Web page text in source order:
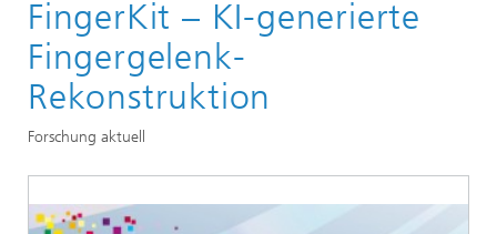
Abteilungen
Strukturkeramik
Oxidkeramik
Oxid- und polymerkeramische Komponenten
FingerKit – KI-generierte
Fingergelenk-
Rekonstruktion
Forschung aktuell